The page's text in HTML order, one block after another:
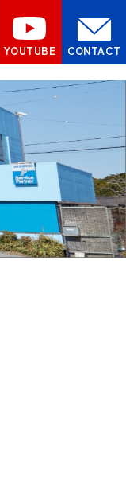
YOUTUBE CONTACT